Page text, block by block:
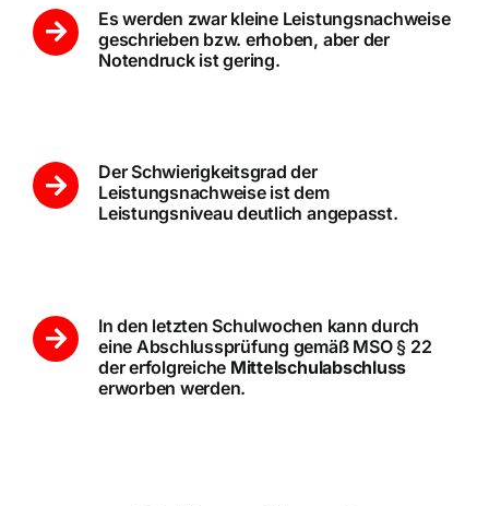
Es werden zwar kleine Leistungsnachweise
geschrieben bzw. erhoben, aber der
Notendruck ist gering.
Der Schwierigkeitsgrad der
Leistungsnachweise ist dem
Leistungsniveau deutlich angepasst.
In den letzten Schulwochen kann durch
eine Abschlussprüfung gemäß MSO § 22
der erfolgreiche Mittelschulabschluss
erworben werden.